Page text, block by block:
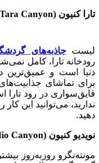
تارا کنیون (Tara Canyon)
لیستجاذبه‌های
رودخانه تارا، کامل
دنیا است و عمیق‌ترین
برای تماشای
قایق‌سواری در رود
دهید.
نویدیو کنیون (Nevidio Canyon)
مونته‌نگرو روزبه‌روز